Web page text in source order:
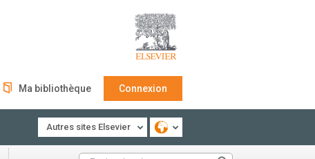
Ma bibliothèque Connexion
Autres sites Elsevier